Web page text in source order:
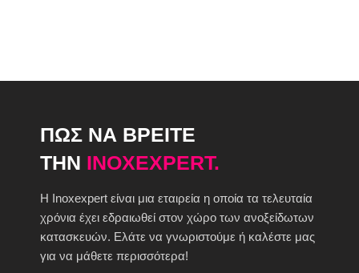
ΠΩΣ ΝΑ ΒΡΕΙΤΕ
ΤΗΝ INOXEXPERT.
H Inoxexpert είναι μια εταιρεία η οποία τα τελευταία
χρόνια έχει εδραιωθεί στον χώρο των ανοξείδωτων
κατασκευών. Ελάτε να γνωριστούμε ή καλέστε μας
για να μάθετε περισσότερα!